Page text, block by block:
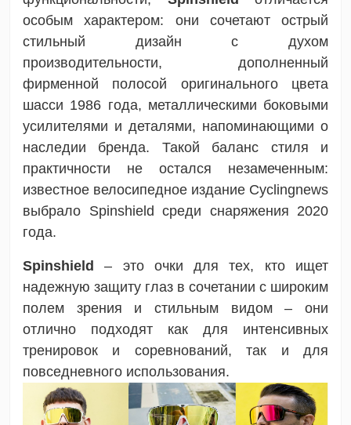
особым характером: они сочетают острый
стильный дизайн с духом
производительности, дополненный
фирменной полосой оригинального цвета
шасси 1986 года, металлическими боковыми
усилителями и деталями, напоминающими о
наследии бренда. Такой баланс стиля и
практичности не остался незамеченным:
известное велосипедное издание Cyclingnews
выбрало Spinshield среди снаряжения 2020
года.
Spinshield
– это очки для тех, кто ищет
надежную защиту глаз в сочетании с широким
полем зрения и стильным видом – они
отлично подходят как для интенсивных
тренировок и соревнований, так и для
повседневного использования.